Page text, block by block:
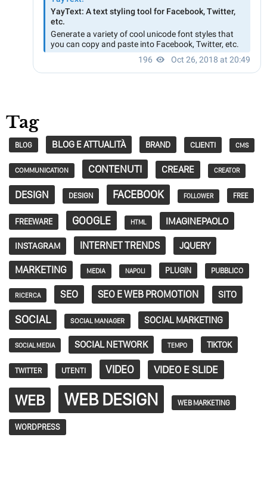
Tag
BLOG BLOG E ATTUALITÀ BRAND CLIENTI CMS
COMMUNICATION CONTENUTI CREARE CREATOR
DESIGN DESIGN FACEBOOK FOLLOWER FREE
FREEWARE GOOGLE HTML IMAGINEPAOLO
INSTAGRAM INTERNET TRENDS JQUERY
MARKETING MEDIA NAPOLI PLUGIN PUBBLICO
RICERCA SEO SEO E WEB PROMOTION SITO
SOCIAL SOCIAL MANAGER SOCIAL MARKETING
SOCIAL MEDIA SOCIAL NETWORK TEMPO TIKTOK
TWITTER UTENTI VIDEO VIDEO E SLIDE
WEB WEB DESIGN WEB MARKETING
WORDPRESS